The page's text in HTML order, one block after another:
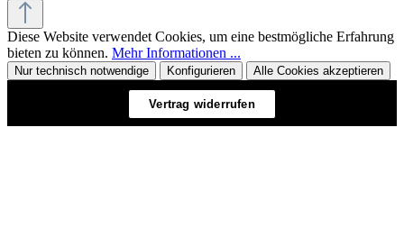
Diese Website verwendet Cookies, um eine bestmögliche Erfahrung
bieten zu können. Mehr Informationen ...
Nur technisch notwendige Konfigurieren Alle Cookies akzeptieren
Vertrag widerrufen